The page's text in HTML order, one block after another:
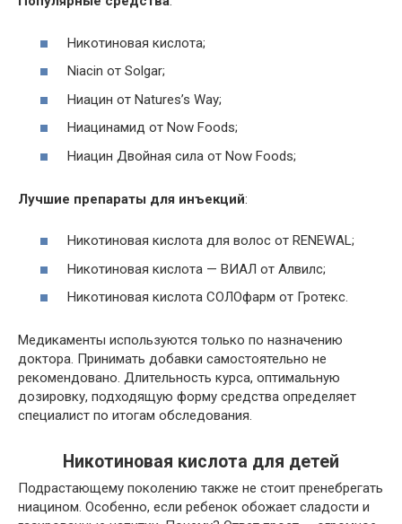
Никотиновая кислота;
Niacin от Solgar;
Ниацин от Natures’s Way;
Ниацинамид от Now Foods;
Ниацин Двойная сила от Now Foods;
Лучшие препараты для инъекций:
Никотиновая кислота для волос от RENEWAL;
Никотиновая кислота — ВИАЛ от Алвилс;
Никотиновая кислота СОЛОфарм от Гротекс.
Медикаменты используются только по назначению
доктора. Принимать добавки самостоятельно не
рекомендовано. Длительность курса, оптимальную
дозировку, подходящую форму средства определяет
специалист по итогам обследования.
Никотиновая кислота для детей
Подрастающему поколению также не стоит пренебрегать
ниацином. Особенно, если ребенок обожает сладости и